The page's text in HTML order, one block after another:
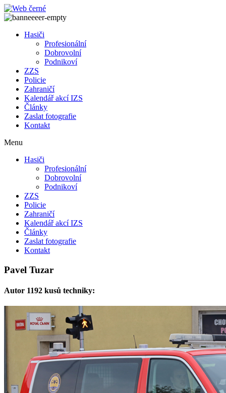
Přejít
k
Hasiči
Profesionální
Dobrovolní
Podnikoví
ZZS
Policie
Zahraničí
Kalendář akcí IZS
Články
Zaslat fotografie
Kontakt
Menu
Hasiči
Profesionální
Dobrovolní
Podnikoví
ZZS
Policie
Zahraničí
Kalendář akcí IZS
Články
Zaslat fotografie
Kontakt
Pavel Tuzar
Autor 1192 kusů techniky: